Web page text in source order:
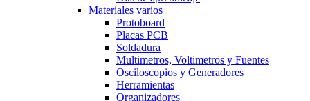
Materiales varios
Protoboard
Placas PCB
Soldadura
Multimetros, Voltimetros y Fuentes
Osciloscopios y Generadores
Herramientas
Organizadores